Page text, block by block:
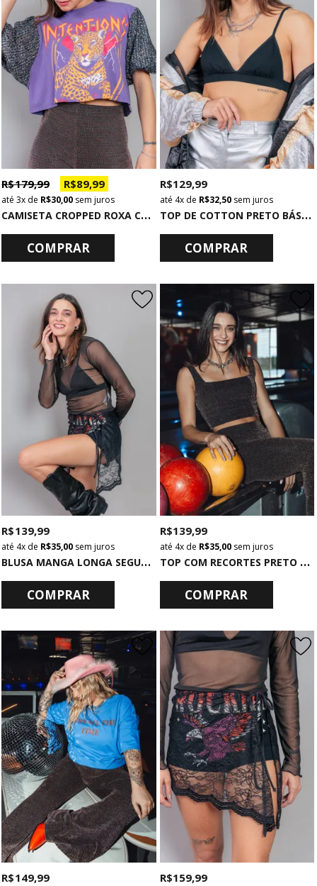
C
AMISETA CROPPED ROXA COM MANGAS BUFANTES DE PAETÊ INTENTIONS
R$ 179,99 R$ 89,99
3x de R$ 30,00 sem juros
COMPRAR
T
OP DE COTTON PRETO BÁSICO
R$ 129,99
4xde R$ 32,50sem juros
COMPRAR
B
LUSA MANGA LONGA SEGUNDA PELE DE TULE PRETO
R$ 139,99
4x de R$ 35,00 sem juros
COMPRAR
T
OP COM RECORTES PRETO COM LUREX MULTICOLORIDOS
R$ 139,99
4xde R$ 35,00sem juros
COMPRAR
R$ 149,99 R$ 159,99